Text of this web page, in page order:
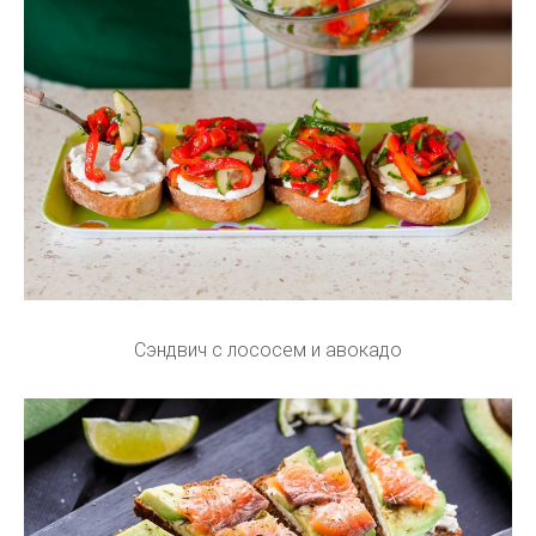
Сэндвич с лососем и авокадо